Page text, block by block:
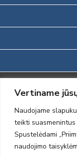
Vertiname
Naudojame
teikti
Spustelėdami
naudojimo
Portalas sukurtas
ekonominės erdvės ir
finansuojamą paprojektį
„LOD visuomeninės /
formavimas įtraukiant
(paprojekčio
įgyvendinimo sutarties